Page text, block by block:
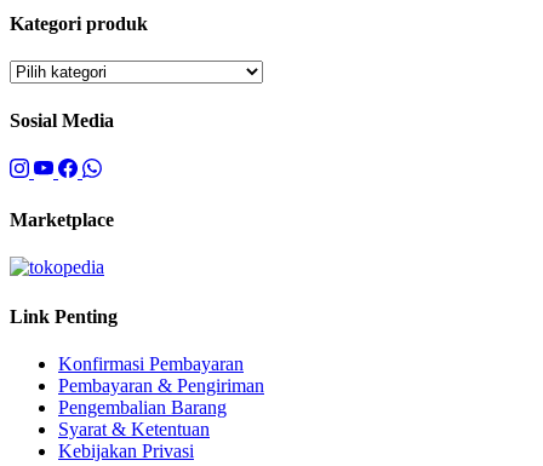
Kategori produk
Sosial Media
Marketplace
Link Penting
Konfirmasi Pembayaran
Pembayaran & Pengiriman
Pengembalian Barang
Syarat & Ketentuan
Kebijakan Privasi